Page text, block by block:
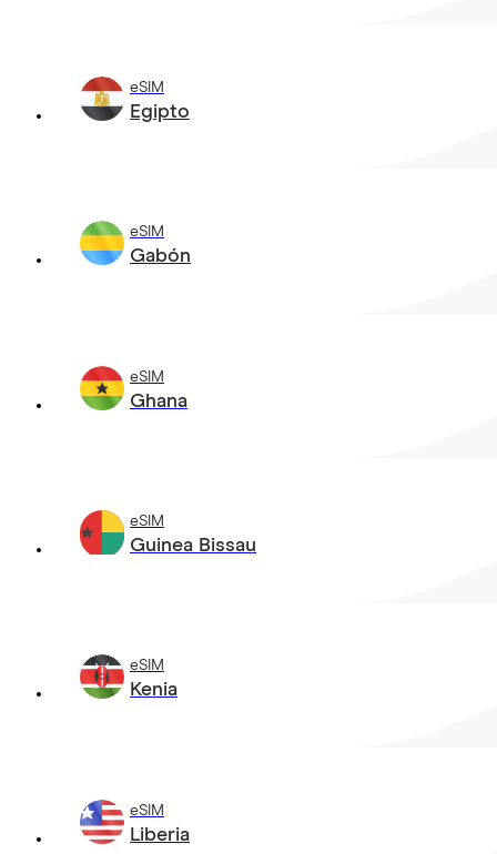
eSIM
Egipto
eSIM
Gabón
eSIM
Ghana
eSIM
Guinea Bissau
eSIM
Kenia
eSIM
Liberia